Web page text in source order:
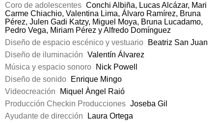
Coro de adolescentes Conchi Albiña, Lucas Alcázar, Mari
Carme Chiachio, Valentina Lima, Álvaro Ramírez, Bruna
Pérez, Julen Gadi Katzy, Miguel Moya, Bruna Lucadamo,
Pedro Vega, Miriam Pérez y Alfredo Domínguez
Diseño de espacio escénico y vestuario
Beatriz San Juan
Diseño de iluminación Valentín Álvarez
Música y espacio sonoro
Nick Powell
Diseño de sonido
Enrique Mingo
Videocreación
Miquel Àngel Raió
Producción Checkin Producciones Joseba Gil
Ayudante de dirección
Laura Ortega